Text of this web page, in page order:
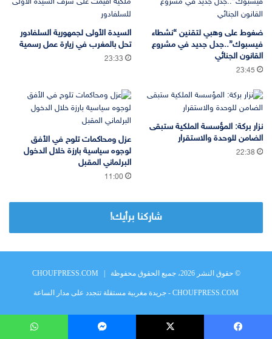
ضغوط على وهبي لتقنين “نشطاء
فيسبوك”..جدل جديد في مشروع
القانون الجنائي
23:45
السيدة الأولى لجمهورية السلفادور
تحل بالمغرب في زيارة عمل رسمية
23:33
نزار بركة: المؤسسة الملكية ستبقى
الضامن للوحدة والاستقرار
22:38
عزل ومحاكمات تلوح في الأفق
لوجوه سياسية بارزة خلال الدخول
البرلماني المقبل
11:00
شاركنا برأيك!
© حقوق النشر 2026، جميع الحقوق محفوظة | CHOUFPRESS.COM
CHOUFPRESS.COM - جريدة مغربية مستقلة تتجدد على مدار الساعة